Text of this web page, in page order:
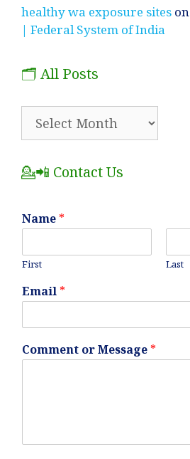
healthy wa exposure sites on
| Federal System of India
🗂️ All Posts
💁📲 Contact Us
Name *
First Last
Email *
Comment or Message *